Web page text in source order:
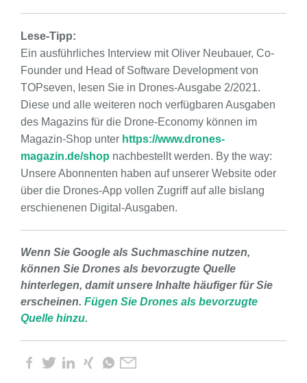
Lese-Tipp:
Ein ausführliches Interview mit Oliver Neubauer, Co-
Founder und Head of Software Development von
TOPseven, lesen Sie in Drones-Ausgabe 2/2021.
Diese und alle weiteren noch verfügbaren Ausgaben
des Magazins für die Drone-Economy können im
Magazin-Shop unter https://www.drones-
magazin.de/shop nachbestellt werden. By the way:
Unsere Abonnenten haben auf unserer Website oder
über die Drones-App vollen Zugriff auf alle bislang
erschienenen Digital-Ausgaben.
Wenn Sie Google als Suchmaschine nutzen,
können Sie Drones als bevorzugte Quelle
hinterlegen, damit unsere Inhalte häufiger für Sie
erscheinen. Fügen Sie Drones als bevorzugte
Quelle hinzu.